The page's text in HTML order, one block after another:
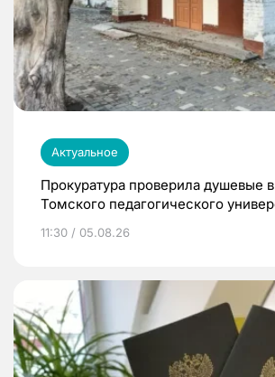
Актуальное
Прокуратура проверила душевые
Томского педагогического
11:30 / 05.08.26